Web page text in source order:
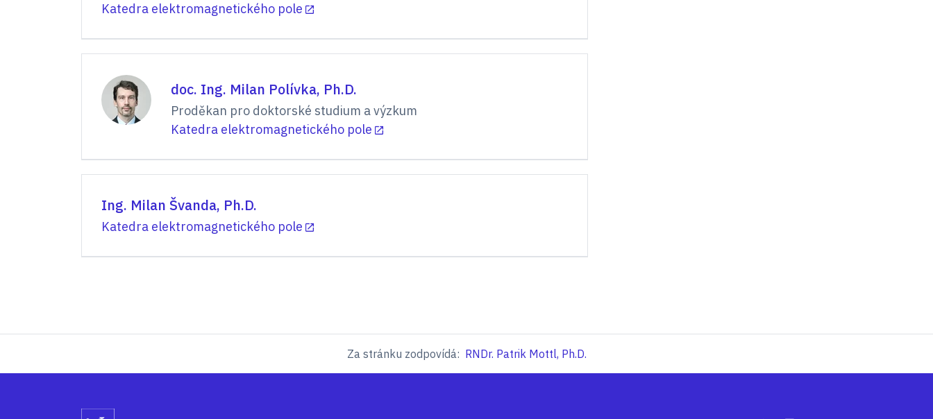
Katedra elektromagnetického pole
doc. Ing. Milan Polívka, Ph.D.
Proděkan pro doktorské studium a výzkum
Katedra elektromagnetického pole
Ing. Milan Švanda, Ph.D.
Katedra elektromagnetického pole
Za stránku zodpovídá: RNDr. Patrik Mottl, Ph.D.